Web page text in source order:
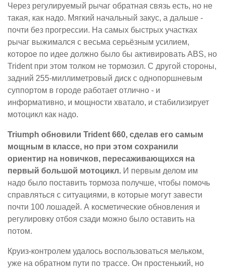
Через регулируемый рычаг обратная связь есть, но не
такая, как надо. Мягкий начальный закус, а дальше -
почти без прогрессии. На самых быстрых участках
рычаг выжимался с весьма серьёзным усилием,
которое по идее должно было бы активировать ABS, но
Trident при этом толком не тормозил. С другой стороны,
задний 255-миллиметровый диск с однопоршневым
суппортом в городе работает отлично - и
информативно, и мощности хватало, и стабилизирует
мотоцикл как надо.
Triumph обновили Trident 660, сделав его самым
мощным в классе, но при этом сохранили
ориентир на новичков, пересаживающихся на
первый большой мотоцикл. И первым делом им
надо было поставить тормоза получше, чтобы помочь
справляться с ситуациями, в которые могут завести
почти 100 лошадей. А косметические обновления и
регулировку отбоя сзади можно было оставить на
потом.
Круиз-контролем удалось воспользоваться мельком,
уже на обратном пути по трассе. Он простенький, но